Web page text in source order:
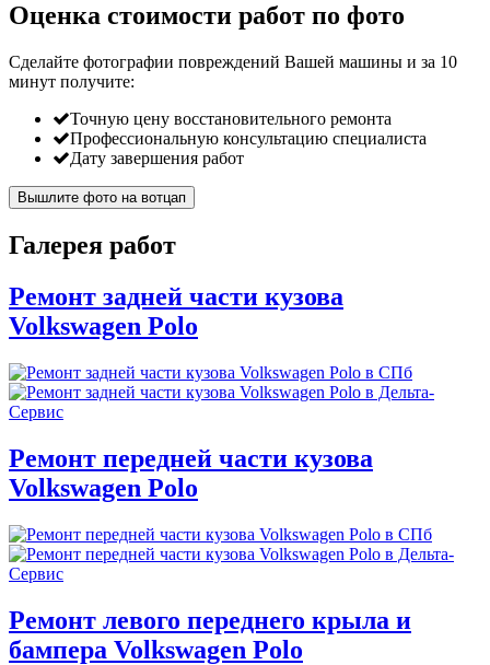
Оценка стоимости работ по фото
Сделайте фотографии повреждений Вашей машины и за 10
минут получите:
Точную цену восстановительного ремонта
Профессиональную консультацию специалиста
Дату завершения работ
Вышлите фото на вотцап
Галерея работ
Ремонт задней части кузова
Volkswagen Polo
Ремонт передней части кузова
Volkswagen Polo
Ремонт левого переднего крыла и
бампера Volkswagen Polo